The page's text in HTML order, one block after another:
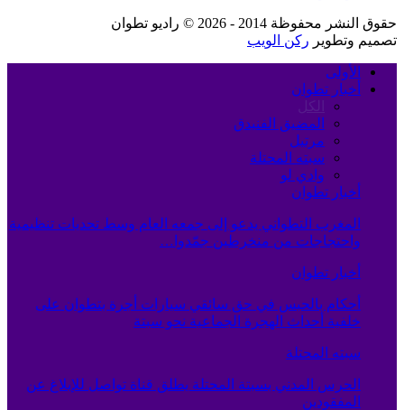
حقوق النشر محفوظة 2014 - 2026 © راديو تطوان
تصميم وتطوير ركن الويب
الأولى
أخبار تطوان
الكل
المضيق الفنيدق
مرتيل
سبته المحتلة
وادي لو
أخبار تطوان
المغرب التطواني يدعو إلى جمعه العام وسط تحديات تنظيمية
واحتجاجات من منخرطين جمّدوا…
أخبار تطوان
أحكام بالحبس في حق سائقي سيارات أجرة بتطوان على
خلفية أحداث الهجرة الجماعية نحو سبتة
سبته المحتلة
الحرس المدني بسبتة المحتلة يطلق قناة تواصل للإبلاغ عن
المفقودين